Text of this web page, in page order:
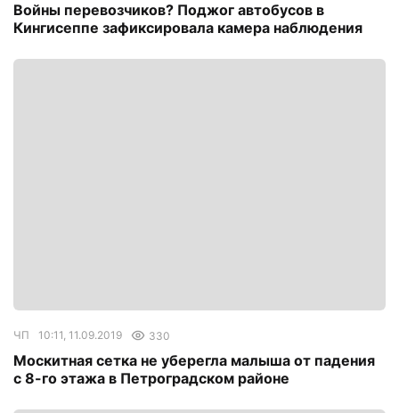
Войны перевозчиков? Поджог автобусов в
Кингисеппе зафиксировала камера наблюдения
ЧП 10:11, 11.09.2019 330
Москитная сетка не уберегла малыша от падения
с 8-го этажа в Петроградском районе